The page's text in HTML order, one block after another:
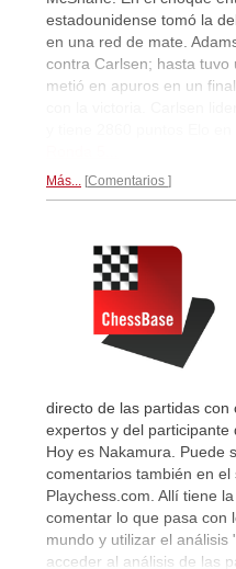
estadounidense tomó la
en una red de mate.
contra Carlsen; hasta
metió en apuros en un
Más... Comentarios
directo de las partidas
expertos y del participante
Hoy es Nakamura. Puede
comentarios también en el
Playchess.com. Allí tiene
comentar lo que pasa con
mundo y utilizar el análisis
acceder al análisis de las